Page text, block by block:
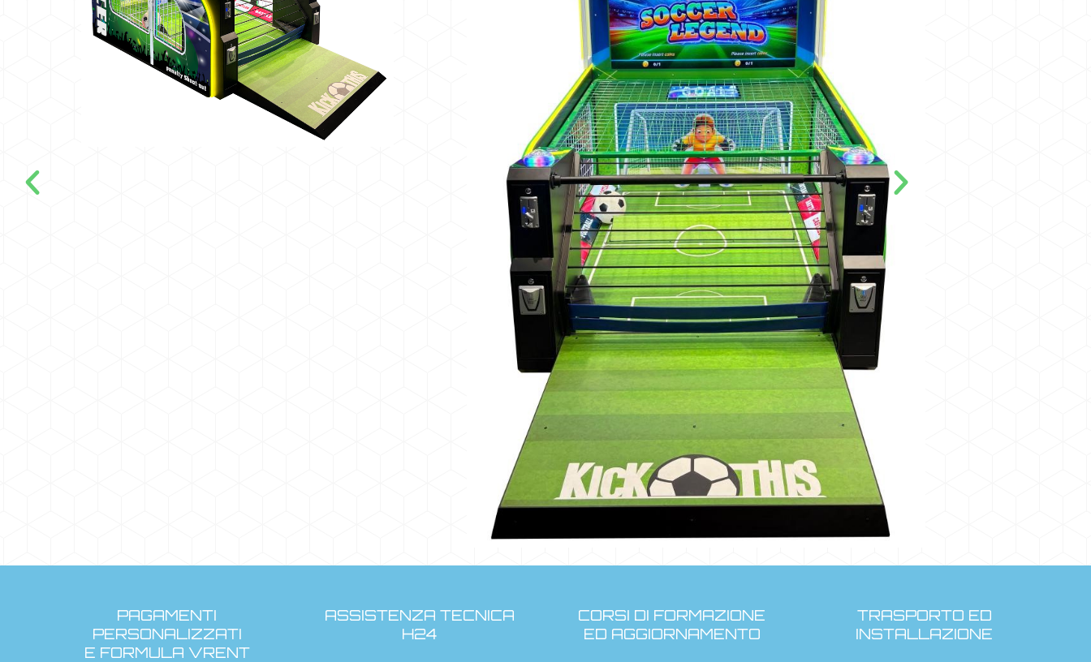
PAGAMENTI
PERSONALIZZATI
E FORMULA VRENT
ASSISTENZA TECNICA
H24
CORSI DI FORMAZIONE
ED AGGIORNAMENTO
TRASPORTO ED
INSTALLAZIONE